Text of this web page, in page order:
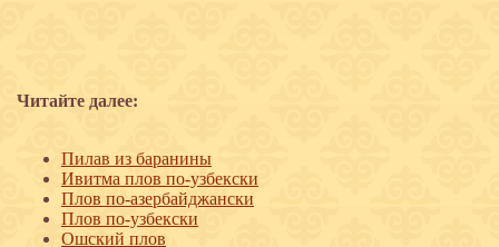
Читайте далее:
Пилав из баранины
Ивитма плов по-узбекски
Плов по-азербайджански
Плов по-узбекски
Ошский плов